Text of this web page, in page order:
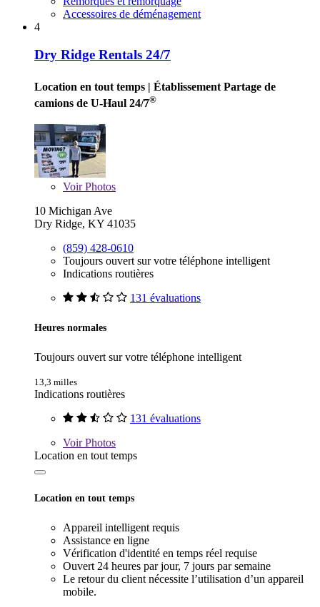
Accessoires de déménagement
4
Dry Ridge Rentals 24/7
Location en tout temps | Établissement Partage de
camions de U-Haul 24/7®
VoirPhotos
10 Michigan Ave
Dry Ridge, KY 41035
(859) 428-0610
Toujours ouvert sur votre téléphone intelligent
Indications routières
131 évaluations
Heures normales
Toujours ouvert sur votre téléphone intelligent
13,3 milles
Indications routières
131 évaluations
VoirPhotos
Location en tout temps
Location en tout temps
Appareil intelligent requis
Assistance en ligne
Vérification d'identité en temps réel requise
Ouvert 24 heures par jour, 7 jours par semaine
Le retour du client nécessite l’utilisation d’un appareil
mobile.